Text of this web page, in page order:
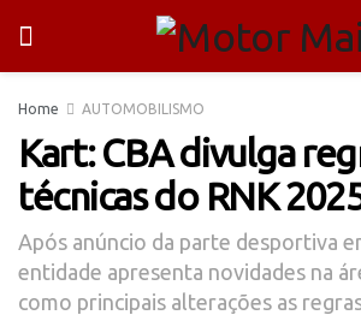
Home AUTOMOBILISMO
Kart: CBA divulga
técnicas do RNK
Após anúncio da parte desportiva
entidade apresenta novidades na
como principais alterações as